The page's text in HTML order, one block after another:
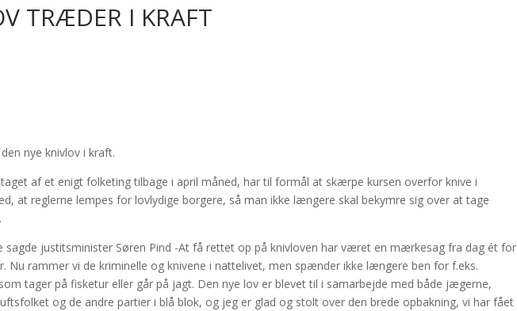
TRÆDER I KRAFT
nye knivlov i kraft.
af et enigt folketing tilbage i april måned, har til formål at skærpe kursen overfor knive i
at reglerne lempes for lovlydige borgere, så man ikke længere skal bekymre sig over at tage
sagde justitsminister Søren Pind -At få rettet op på knivloven har været en mærkesag fra dag ét for
Nu rammer vi de kriminelle og knivene i nattelivet, men spænder ikke længere ben for f.eks.
tager på fisketur eller går på jagt. Den nye lov er blevet til i samarbejde med både jægerne,
og de andre partier i blå blok, og jeg er glad og stolt over den brede opbakning, vi har fået